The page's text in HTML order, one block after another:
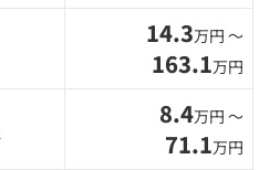
14.3万円 〜
163.1万円
8.4万円 〜
71.1万円